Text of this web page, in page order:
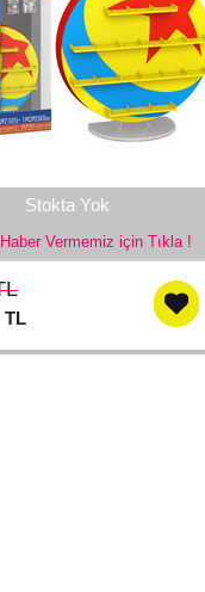
Stokta Yok
Vermemiz için Tıkla !
TL